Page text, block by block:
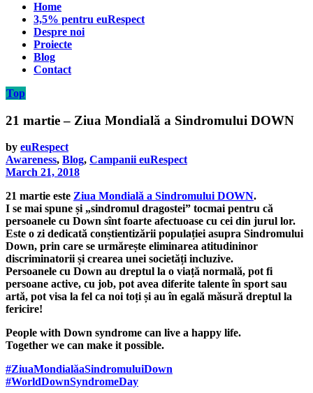
Home
3,5% pentru euRespect
Despre noi
Proiecte
Blog
Contact
Top
21 martie – Ziua Mondială a Sindromului DOWN
by euRespect
Awareness, Blog, Campanii euRespect
March 21, 2018
21 martie este Ziua Mondială a Sindromului DOWN.
I se mai spune și „sindromul dragostei” tocmai pentru că
persoanele cu Down sînt foarte afectuoase cu cei din jurul lor.
Este o zi dedicată conștientizării populației asupra Sindromului
Down, prin care se urmărește eliminarea atitudininor
discriminatorii și crearea unei societăți incluzive.
Persoanele cu Down au dreptul la o viață normală, pot fi
persoane active, cu job, pot avea diferite talente în sport sau
artă, pot visa la fel ca noi toți și au în egală măsură dreptul la
fericire!
People with Down syndrome can live a happy life.
Together we can make it possible.
#ZiuaMondialăaSindromuluiDown
#WorldDownSyndromeDay